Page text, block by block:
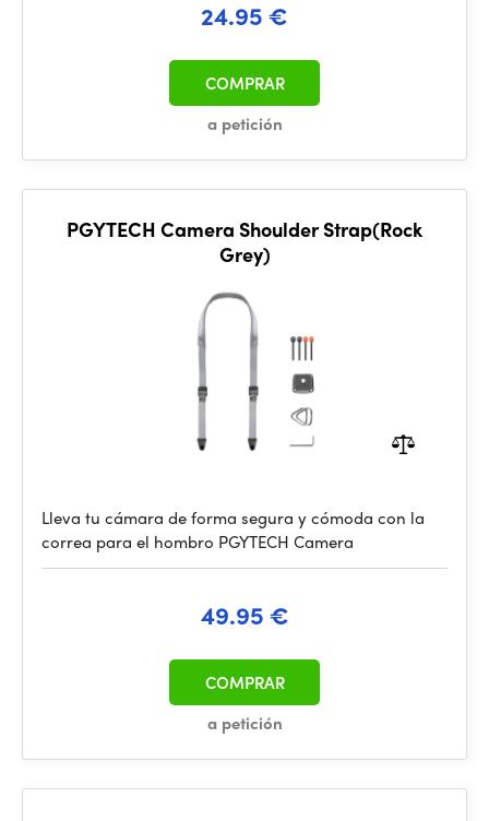
24.95 €
a petición
COMPRAR
PGYTECH Camera Shoulder Strap(Rock
Grey)
Lleva tu cámara de forma segura y cómoda con la
correa para el hombro PGYTECH Camera
49.95 €
a petición
COMPRAR